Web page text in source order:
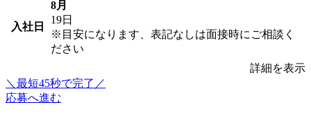
入社日
8月
19日
※目安になります、表記なしは面接時にご相談く
ださい
詳細を表示
＼最短45秒で完了／
応募へ進む